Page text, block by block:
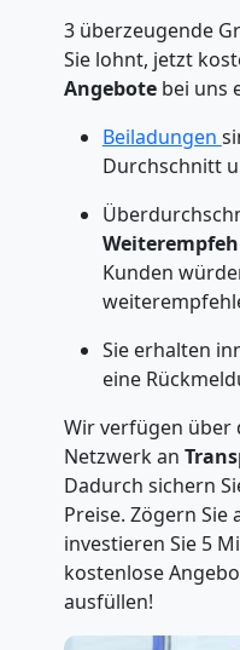
3 überzeugende
Sie lohnt, jetzt
Angebote bei uns
Beiladungen
Durchschnitt
Kunden
Sie erhalten
eine
Wir verfügen über
Netzwerk an
Dadurch sichern
Preise. Zögern Sie
investieren Sie 5
kostenlose
ausfüllen!